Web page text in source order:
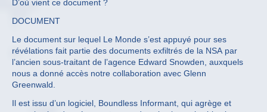
D’où vient ce document ?
DOCUMENT
Le document sur lequel Le Monde s’est appuyé pour ses
révélations fait partie des documents exfiltrés de la NSA par
l’ancien sous-traitant de l’agence Edward Snowden, auxquels
nous a donné accès notre collaboration avec Glenn
Greenwald.
Il est issu d’un logiciel, Boundless Informant, qui agrège et